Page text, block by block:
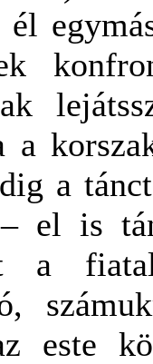
él
a
a
el is
a
este